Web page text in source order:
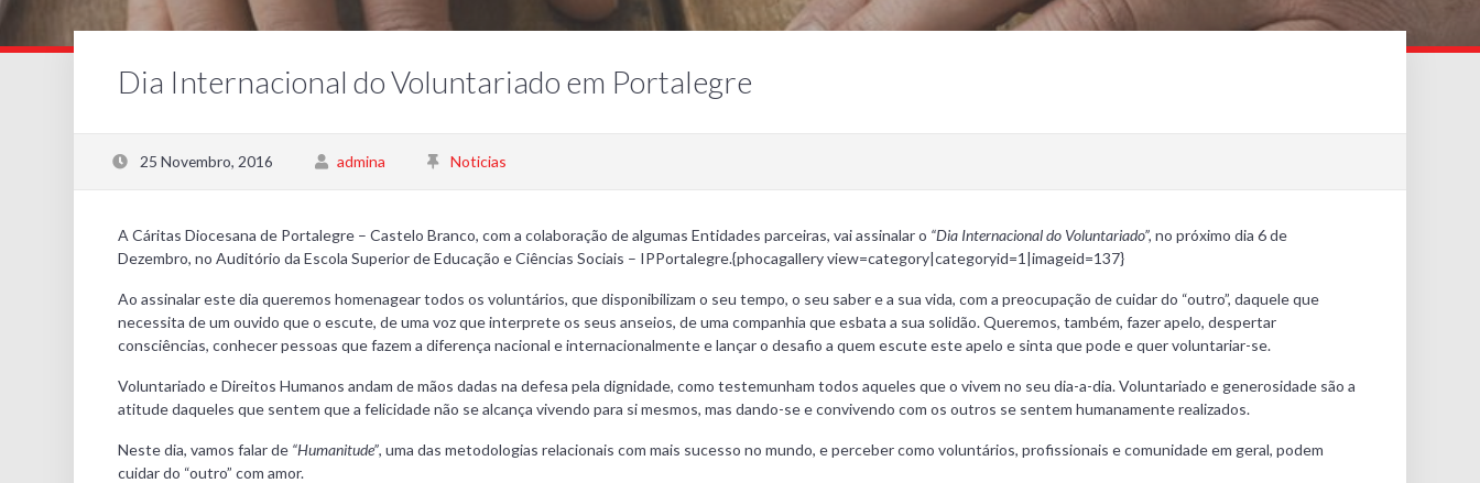
Dia Internacional do Voluntariado em Portalegre
25 Novembro, 2016 admina Noticias
A Cáritas Diocesana de Portalegre – Castelo Branco, com a colaboração de algumas Entidades parceiras, vai assinalar o “Dia Internacional do Voluntariado”, no próximo dia 6 de
Dezembro, no Auditório da Escola Superior de Educação e Ciências Sociais – IPPortalegre.{phocagallery view=category|categoryid=1|imageid=137}
Ao assinalar este dia queremos homenagear todos os voluntários, que disponibilizam o seu tempo, o seu saber e a sua vida, com a preocupação de cuidar do “outro”, daquele que
necessita de um ouvido que o escute, de uma voz que interprete os seus anseios, de uma companhia que esbata a sua solidão. Queremos, também, fazer apelo, despertar
consciências, conhecer pessoas que fazem a diferença nacional e internacionalmente e lançar o desafio a quem escute este apelo e sinta que pode e quer voluntariar-se.
Voluntariado e Direitos Humanos andam de mãos dadas na defesa pela dignidade, como testemunham todos aqueles que o vivem no seu dia-a-dia. Voluntariado e generosidade são a
atitude daqueles que sentem que a felicidade não se alcança vivendo para si mesmos, mas dando-se e convivendo com os outros se sentem humanamente realizados.
Neste dia, vamos falar de “Humanitude”, uma das metodologias relacionais com mais sucesso no mundo, e perceber como voluntários, profissionais e comunidade em geral, podem
cuidar do “outro” com amor.